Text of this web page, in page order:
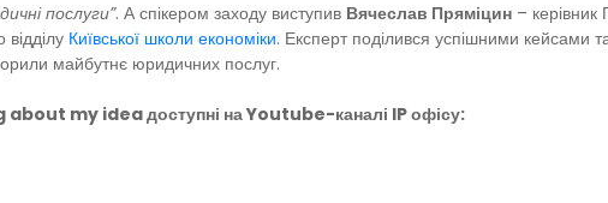
послуги”. А спікером заходу виступив Вячеслав Пряміцин – керівник
Київської школи економіки. Експерт поділився успішними кейсами
майбутнє юридичних послуг.
about my idea доступні на Youtube-каналі IP офісу: